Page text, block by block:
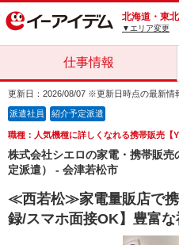
北海道・東北
▼エリア変更
仕事情報
更新日：2026/08/07 ※更新日時点の最新情
派遣社員 紹介予定派遣
職種：人気機種に詳しくなれる携帯販売【
株式会社シエロの家電・携帯販
定派遣） - 会津若松市
≪西若松≫家電量販店で
録/スマホ面接OK】豊富